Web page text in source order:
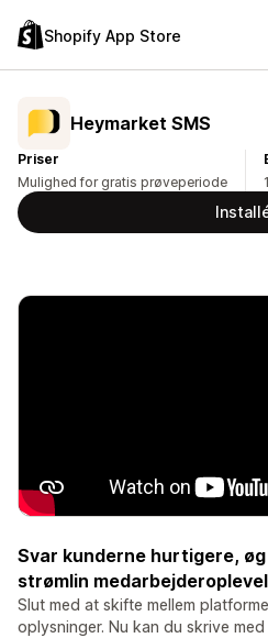
Shopify App Store
Heymarket SMS
Priser
Mulighed for gratis prøveperiode
Svar kunderne hurtigere,
strømlin
Slut med at skifte mellem
oplysninger. Nu kan du skrive